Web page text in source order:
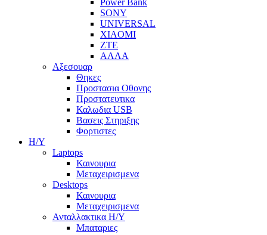
Power Bank
SONY
UNIVERSAL
XIAOMI
ZTE
ΑΛΛΑ
Αξεσουαρ
Θηκες
Προστασια Οθονης
Προστατευτικα
Καλωδια USB
Βασεις Στηριξης
Φορτιστες
Η/Υ
Laptops
Καινουρια
Μεταχειρισμενα
Desktops
Καινουρια
Μεταχειρισμενα
Ανταλλακτικα H/Y
Μπαταριες